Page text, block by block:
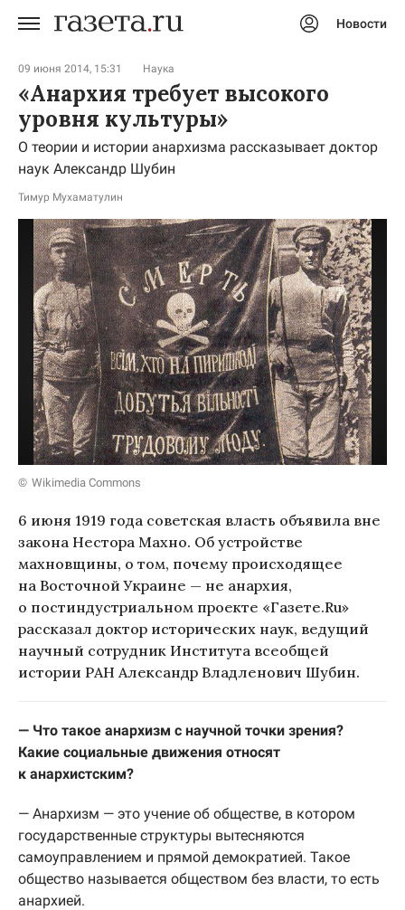
Новости
09 июня 2014, 15:31 Наука
«Анархия требует высокого
уровня культуры»
О теории и истории анархизма рассказывает доктор
наук Александр Шубин
Тимур Мухаматулин
Wikimedia Commons
6 июня 1919 года советская власть объявила вне
закона Нестора Махно. Об устройстве
махновщины, о том, почему происходящее
на Восточной Украине — не анархия,
о постиндустриальном проекте «Газете.Ru»
рассказал доктор исторических наук, ведущий
научный сотрудник Института всеобщей
истории РАН Александр Владленович Шубин.
— Что такое анархизм с научной точки зрения?
Какие социальные движения относят
к анархистским?
— Анархизм — это учение об обществе, в котором
государственные структуры вытесняются
самоуправлением и прямой демократией. Такое
общество называется обществом без власти, то есть
анархией.